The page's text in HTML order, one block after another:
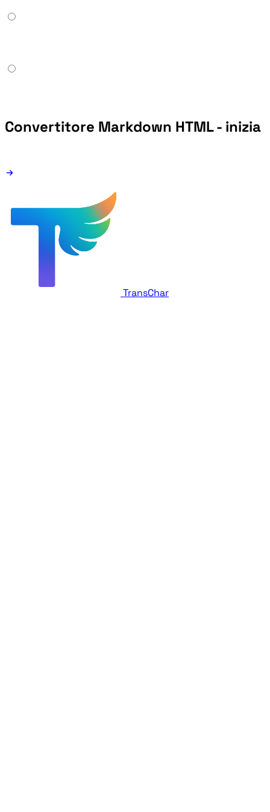
Convertitore Markdown HTML - inizia
TransChar